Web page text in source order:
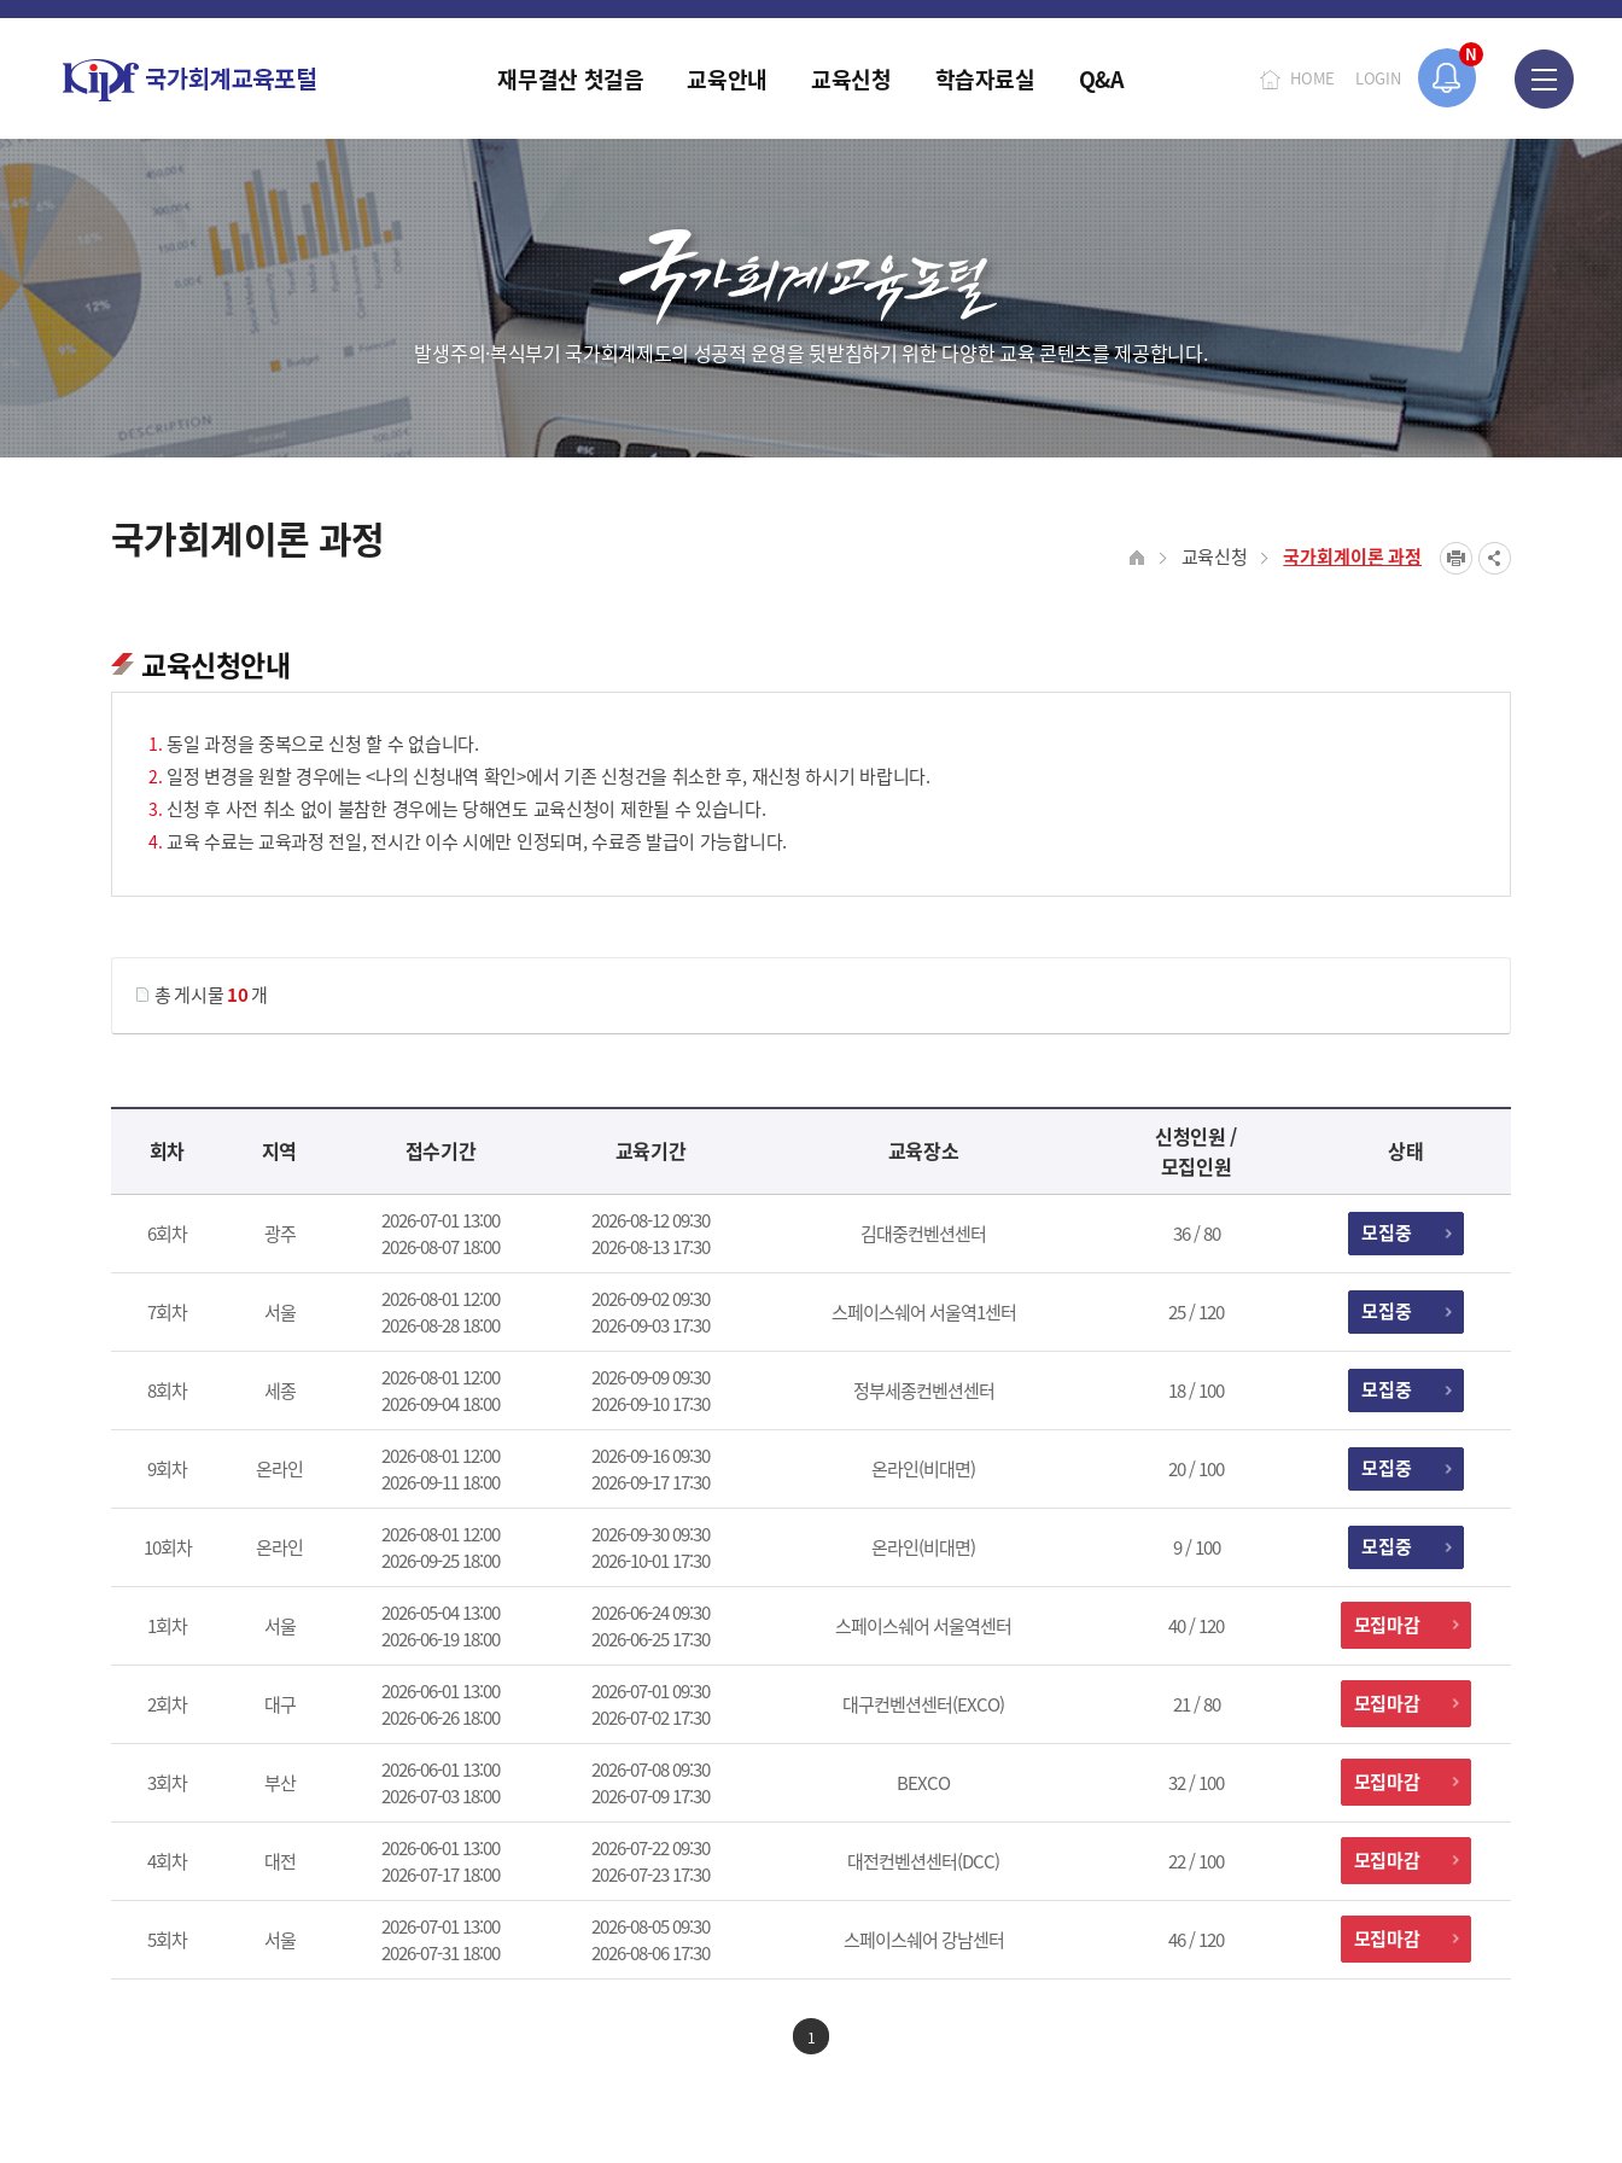
N
홈페이지가 새롭게 개편되었습니다.
HOME LOGIN
재무결산 첫걸음 교육안내 교육신청 학습자료실 Q&A
발생주의·복식부기 국가회계제도의 성공적 운영을 뒷받침하기 위한 다양한 교육 콘텐츠를 제공합니다.
국가회계이론 과정 교육신청 국가회계이론 과정
교육신청안내
동일 과정을 중복으로 신청 할 수 없습니다.
일정 변경을 원할 경우에는 <나의 신청내역 확인>에서 기존 신청건을 취소한 후, 재신청 하시기 바랍니다.
신청 후 사전 취소 없이 불참한 경우에는 당해연도 교육신청이 제한될 수 있습니다.
교육 수료는 교육과정 전일, 전시간 이수 시에만 인정되며, 수료증 발급이 가능합니다.
총 게시물10개
교육신청 목록을 나타낸 표로 회차, 지역, 접수기간, 교육기간, 교육장소, 신청인원/모집인원, 상태로 나뉘어 설명합니다.
회차 지역 접수기간 교육기간 교육장소
신청인원 /
모집인원
상태
6회차 광주
2026-07-01 13:00
2026-08-07 18:00
2026-08-12 09:30
2026-08-13 17:30
김대중컨벤션센터 36 / 80 모집중
7회차 서울
2026-08-01 12:00
2026-08-28 18:00
2026-09-02 09:30
2026-09-03 17:30
스페이스쉐어 서울역1센터 25 / 120 모집중
8회차 세종
2026-08-01 12:00
2026-09-04 18:00
2026-09-09 09:30
2026-09-10 17:30
정부세종컨벤션센터 18 / 100 모집중
9회차 온라인
2026-08-01 12:00
2026-09-11 18:00
2026-09-16 09:30
2026-09-17 17:30
온라인(비대면) 20 / 100 모집중
10회차 온라인
2026-08-01 12:00
2026-09-25 18:00
2026-09-30 09:30
2026-10-01 17:30
온라인(비대면) 9 / 100 모집중
1회차 서울
2026-05-04 13:00
2026-06-19 18:00
2026-06-24 09:30
2026-06-25 17:30
스페이스쉐어 서울역센터 40 / 120 모집마감
2회차 대구
2026-06-01 13:00
2026-06-26 18:00
2026-07-01 09:30
2026-07-02 17:30
대구컨벤션센터(EXCO) 21 / 80 모집마감
3회차 부산
2026-06-01 13:00
2026-07-03 18:00
2026-07-08 09:30
2026-07-09 17:30
BEXCO 32 / 100 모집마감
4회차 대전
2026-06-01 13:00
2026-07-17 18:00
2026-07-22 09:30
2026-07-23 17:30
대전컨벤션센터(DCC) 22 / 100 모집마감
5회차 서울
2026-07-01 13:00
2026-07-31 18:00
2026-08-05 09:30
2026-08-06 17:30
스페이스쉐어 강남센터 46 / 120 모집마감
1